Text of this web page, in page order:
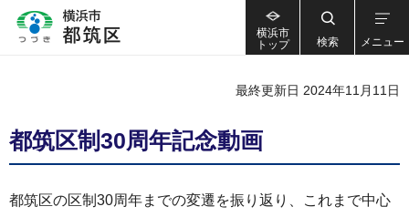
横浜市
トップ
検索 メニュー
最終更新日 2024年11月11日
都筑区制30周年記念動画
都筑区の区制30周年までの変遷を振り返り、これまで中心